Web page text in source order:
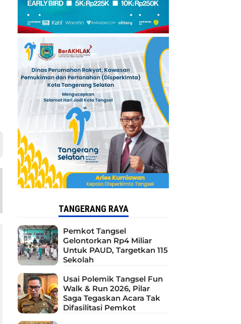
TANGERANG RAYA
Pemkot Tangsel
Gelontorkan Rp4 Miliar
Untuk PAUD, Targetkan 115
Sekolah
Usai Polemik Tangsel Fun
Walk & Run 2026, Pilar
Saga Tegaskan Acara Tak
Difasilitasi Pemkot